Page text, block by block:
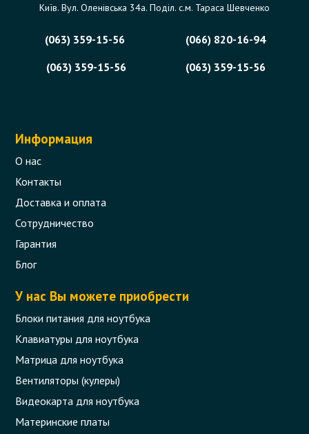
420 грн.
Нет в наличии
Київ. Вул. Оленівська 34а. Поділ. с.м. Тараса Шевченко
(063) 359-15-56
(066) 820-16-94
(063) 359-15-56
(063) 359-15-56
Информация
О нас
Контакты
Доставка и оплата
Сотрудничество
Гарантия
Блог
У нас Вы можете приобрести
Блоки питания для ноутбука
Клавиатуры для ноутбука
Матрица для ноутбука
Вентиляторы (кулеры)
Видеокарта для ноутбука
Материнские платы